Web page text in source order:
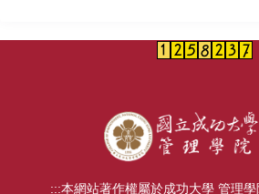
:::本網站著作權屬於成功大學 管理